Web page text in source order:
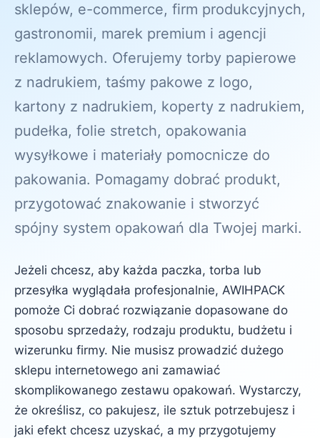
sklepów, e-commerce, firm produkcyjnych,
gastronomii, marek premium i agencji
reklamowych. Oferujemy torby papierowe
z nadrukiem, taśmy pakowe z logo,
kartony z nadrukiem, koperty z nadrukiem,
pudełka, folie stretch, opakowania
wysyłkowe i materiały pomocnicze do
pakowania. Pomagamy dobrać produkt,
przygotować znakowanie i stworzyć
spójny system opakowań dla Twojej marki.
Jeżeli chcesz, aby każda paczka, torba lub
przesyłka wyglądała profesjonalnie, AWIHPACK
pomoże Ci dobrać rozwiązanie dopasowane do
sposobu sprzedaży, rodzaju produktu, budżetu i
wizerunku firmy. Nie musisz prowadzić dużego
sklepu internetowego ani zamawiać
skomplikowanego zestawu opakowań. Wystarczy,
że określisz, co pakujesz, ile sztuk potrzebujesz i
jaki efekt chcesz uzyskać, a my przygotujemy